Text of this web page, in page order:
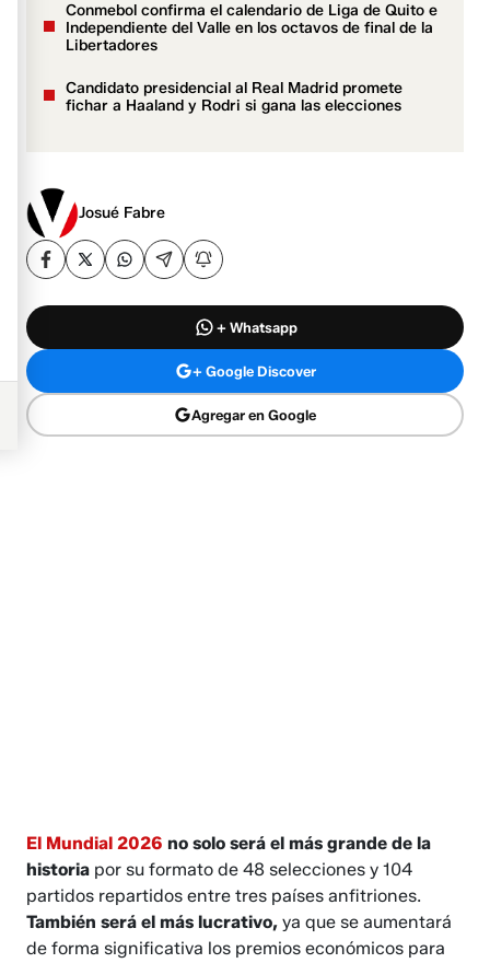
Conmebol confirma el calendario de Liga de Quito e
Independiente del Valle en los octavos de final de la
Libertadores
Candidato presidencial al Real Madrid promete
fichar a Haaland y Rodri si gana las elecciones
Josué Fabre
+ Whatsapp
+ Google Discover
Agregar en Google
El Mundial 2026no solo será el más grande de la
historia por su formato de 48 selecciones y 104
partidos repartidos entre tres países anfitriones.
También será el más lucrativo,ya que se aumentará
de forma significativa los premios económicos para